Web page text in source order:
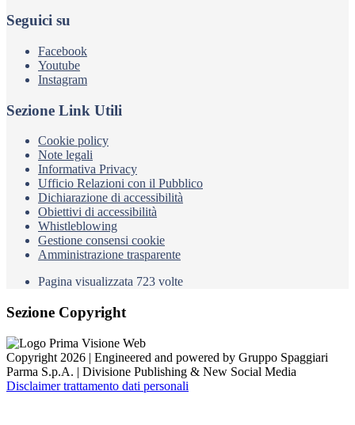
Seguici su
Facebook
Youtube
Instagram
Sezione Link Utili
Cookie policy
Note legali
Informativa Privacy
Ufficio Relazioni con il Pubblico
Dichiarazione di accessibilità
Obiettivi di accessibilità
Whistleblowing
Gestione consensi cookie
Amministrazione trasparente
Pagina visualizzata 723 volte
Sezione Copyright
Copyright 2026 | Engineered and powered by Gruppo Spaggiari
Parma S.p.A. | Divisione Publishing & New Social Media
Disclaimer trattamento dati personali